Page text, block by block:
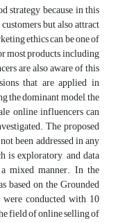
strategy because, in this
but also attract
ethics can be one of
most products, including
are also aware of this
that are applied in
the dominant model, the
online influencers can
The proposed
been addressed in any
is exploratory, and data
mixed manner. In the
based on the Grounded
conducted with 10
field of online selling of